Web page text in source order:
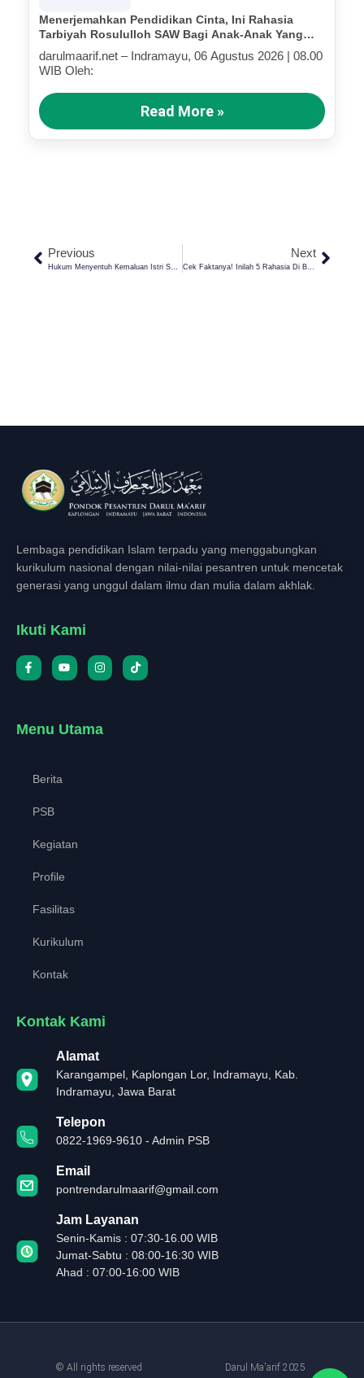
Menerjemahkan Pendidikan Cinta, Ini Rahasia
Tarbiyah Rosululloh SAW Bagi Anak-Anak Yang
Terluka (Bagian IV)
darulmaarif.net – Indramayu, 06 Agustus 2026 | 08.00
WIB Oleh:
Read More »
Previous Next
Cek Faktanya! Inilah 5 Rahasia Di Balik Ibadah Puasa
Lembaga pendidikan Islam terpadu yang menggabungkan
kurikulum nasional dengan nilai-nilai pesantren untuk mencetak
generasi yang unggul dalam ilmu dan mulia dalam akhlak.
Ikuti Kami
Menu Utama
Berita
PSB
Kegiatan
Profile
Fasilitas
Kurikulum
Kontak
Kontak Kami
Alamat
Karangampel, Kaplongan Lor, Indramayu, Kab.
Indramayu, Jawa Barat
Telepon
0822-1969-9610 - Admin PSB
Email
pontrendarulmaarif@gmail.com
Jam Layanan
Senin-Kamis : 07:30-16.00 WIB
Jumat-Sabtu : 08:00-16:30 WIB
Ahad : 07:00-16:00 WIB
© All rights reserved Darul Ma'arif 2025